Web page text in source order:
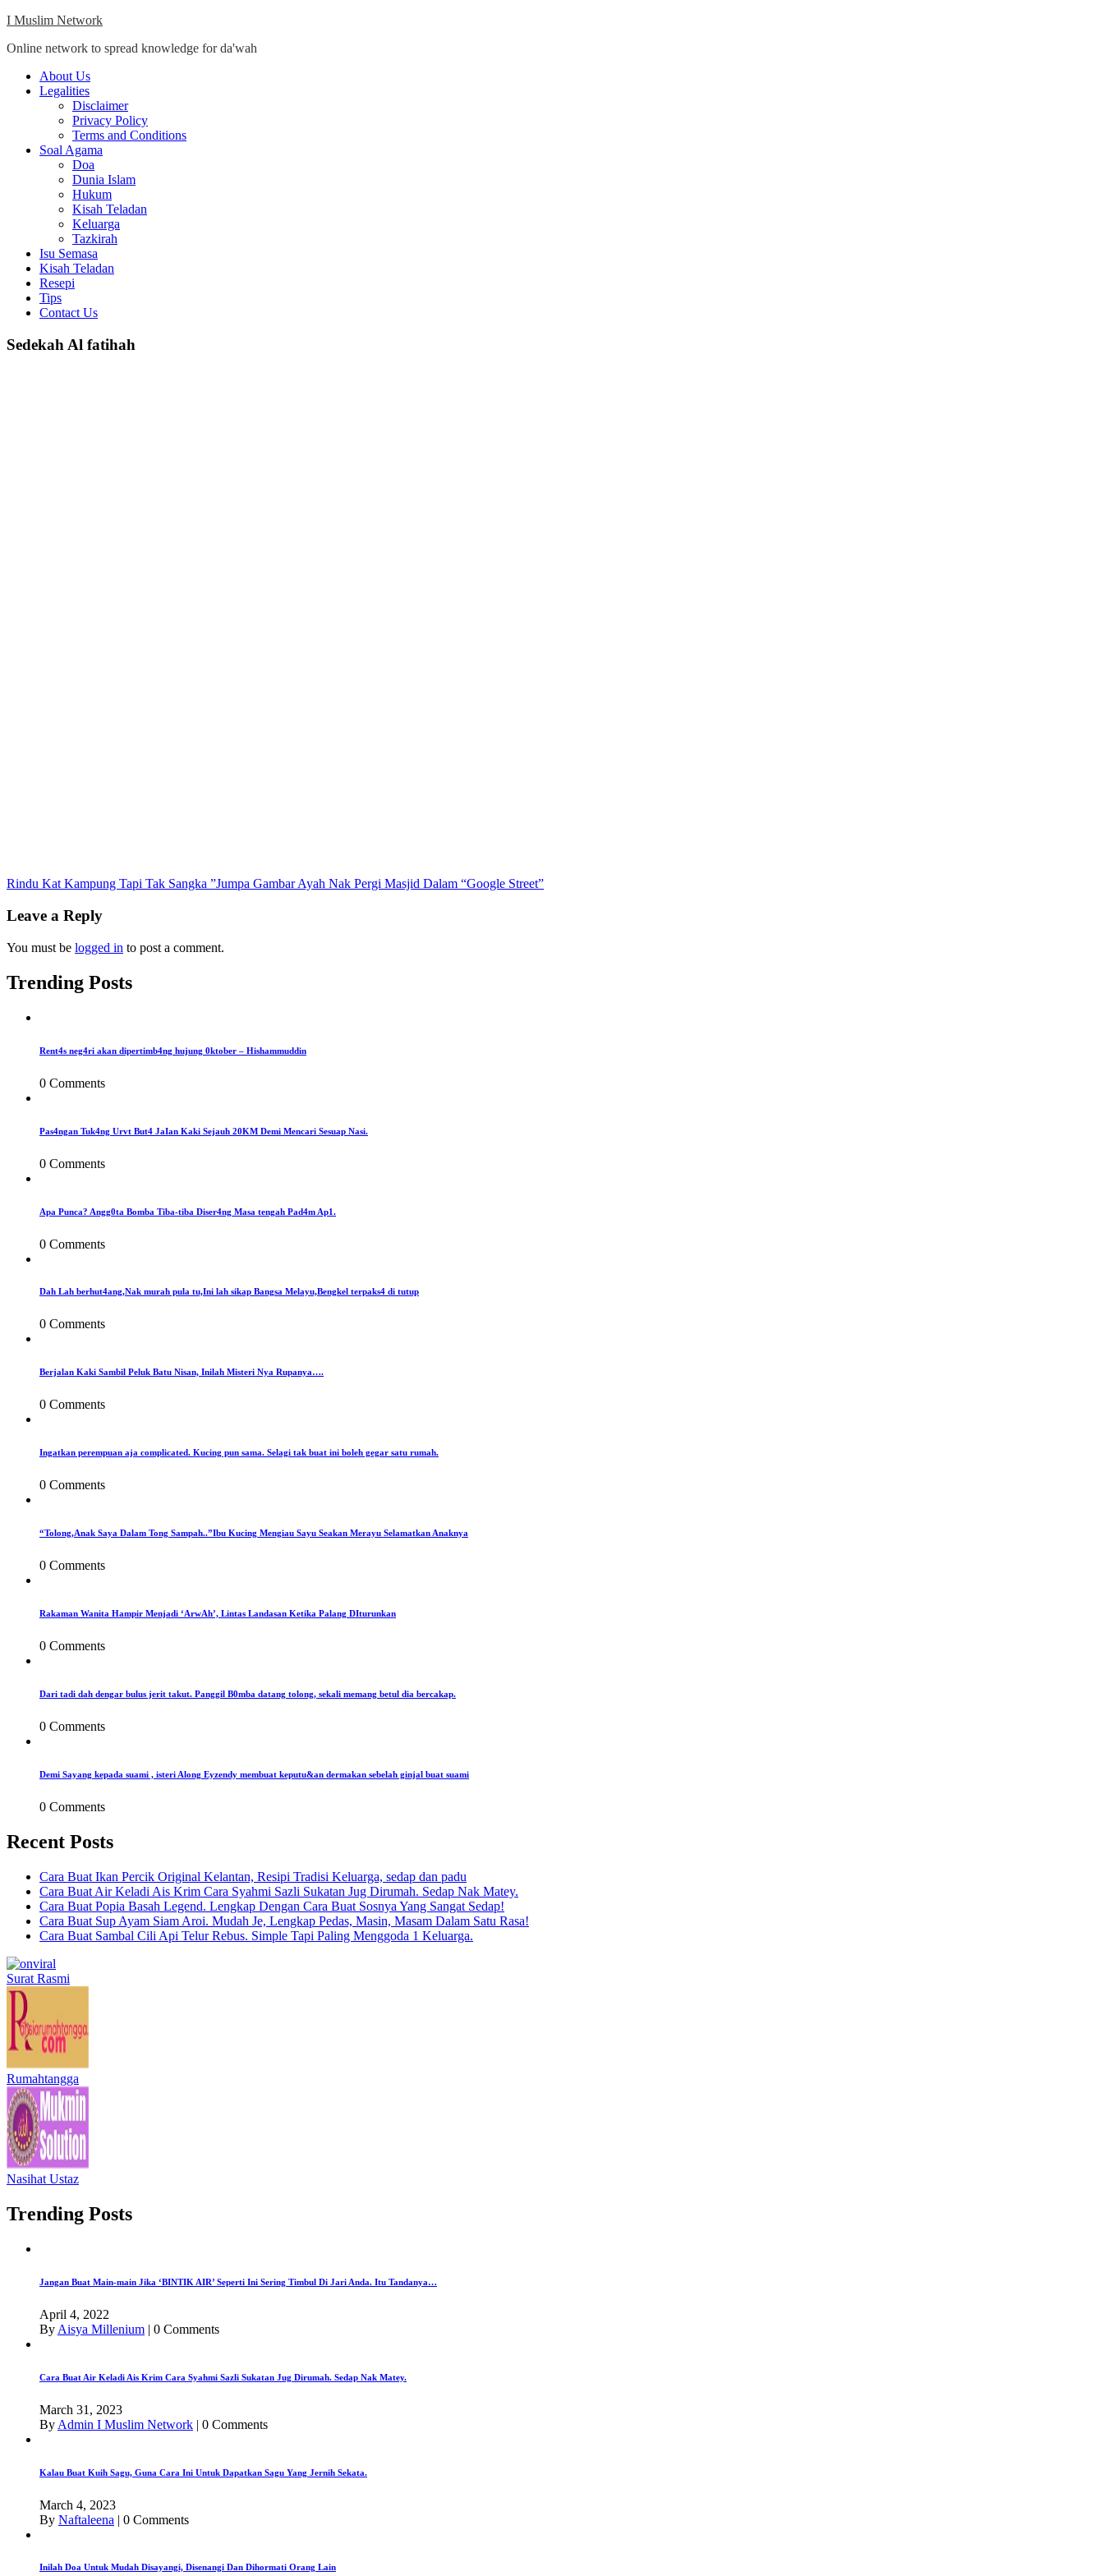
Skip
content
I Muslim Network
Online network to spread knowledge for da'wah
Close
Menu
About Us
Legalities
Disclaimer
Privacy Policy
Terms and Conditions
Soal Agama
Doa
Dunia Islam
Hukum
Kisah Teladan
Keluarga
Tazkirah
Isu Semasa
Kisah Teladan
Resepi
Tips
Contact Us
Sedekah Al fatihah
Post
navigation
Rindu Kat Kampung Tapi Tak Sangka ”Jumpa Gambar Ayah Nak Pergi Masjid Dalam “Google Street”
Leave a Reply
You must be logged in to post a comment.
Trending Posts
Rent4s neg4ri akan dipertimb4ng hujung 0ktober – Hishammuddin
0 Comments
Pas4ngan Tuk4ng Urvt But4 JaIan Kaki Sejauh 20KM Demi Mencari Sesuap Nasi.
0 Comments
Apa Punca? Angg0ta Bomba Tiba-tiba Diser4ng Masa tengah Pad4m Ap1.
0 Comments
Dah Lah berhut4ang,Nak murah pula tu,Ini lah sikap Bangsa Melayu,Bengkel terpaks4 di tutup
0 Comments
Berjalan Kaki Sambil Peluk Batu Nisan, Inilah Misteri Nya Rupanya….
0 Comments
Ingatkan perempuan aja complicated. Kucing pun sama. Selagi tak buat ini boleh gegar satu rumah.
0 Comments
“Tolong,Anak Saya Dalam Tong Sampah..”Ibu Kucing Mengiau Sayu Seakan Merayu Selamatkan Anaknya
0 Comments
Rakaman Wanita Hampir Menjadi ‘ArwAh’, Lintas Landasan Ketika Palang DIturunkan
0 Comments
Dari tadi dah dengar bulus jerit takut. Panggil B0mba datang tolong, sekali memang betul dia bercakap.
0 Comments
Demi Sayang kepada suami , isteri Along Eyzendy membuat keputu&an dermakan sebelah ginjal buat suami
0 Comments
Recent Posts
Cara Buat Ikan Percik Original Kelantan, Resipi Tradisi Keluarga, sedap dan padu
Cara Buat Air Keladi Ais Krim Cara Syahmi Sazli Sukatan Jug Dirumah. Sedap Nak Matey.
Cara Buat Popia Basah Legend. Lengkap Dengan Cara Buat Sosnya Yang Sangat Sedap!
Cara Buat Sup Ayam Siam Aroi. Mudah Je, Lengkap Pedas, Masin, Masam Dalam Satu Rasa!
Cara Buat Sambal Cili Api Telur Rebus. Simple Tapi Paling Menggoda 1 Keluarga.
Surat Rasmi
Rumahtangga
Nasihat Ustaz
Trending Posts
Jangan Buat Main-main Jika ‘BINTIK AIR’ Seperti Ini Sering Timbul Di Jari Anda. Itu Tandanya…
April 4, 2022
By Aisya Millenium | 0 Comments
Cara Buat Air Keladi Ais Krim Cara Syahmi Sazli Sukatan Jug Dirumah. Sedap Nak Matey.
March 31, 2023
By Admin I Muslim Network | 0 Comments
Kalau Buat Kuih Sagu, Guna Cara Ini Untuk Dapatkan Sagu Yang Jernih Sekata.
March 4, 2023
By Naftaleena | 0 Comments
Inilah Doa Untuk Mudah Disayangi, Disenangi Dan Dihormati Orang Lain